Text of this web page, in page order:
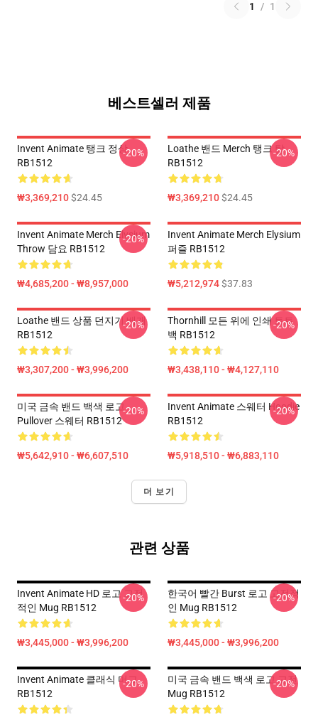
1 / 1
베스트셀러 제품
Invent Animate 탱크 정상
RB1512
₩3,369,210$24.45
-20%
Loathe 밴드 Merch 탱크 탑
RB1512
₩3,369,210$24.45
-20%
Invent Animate Merch Elysium
Throw 담요 RB1512
₩4,685,200 - ₩8,957,000
-20%
Invent Animate Merch Elysium
퍼즐 RB1512
₩5,212,974$37.83
Loathe 밴드 상품 던지기 베개
RB1512
₩3,307,200 - ₩3,996,200
-20%
Thornhill 모든 위에 인쇄 토트
백 RB1512
₩3,438,110 - ₩4,127,110
-20%
미국 금속 밴드 백색 로고
Pullover 스웨터 RB1512
₩5,642,910 - ₩6,607,510
-20%
Invent Animate 스웨터 Hoodie
RB1512
₩5,918,510 - ₩6,883,110
-20%
더 보기
관련 상품
Invent Animate HD 로고 고전
적인 Mug RB1512
₩3,445,000 - ₩3,996,200
-20%
한국어 빨간 Burst 로고 고전적
인 Mug RB1512
₩3,445,000 - ₩3,996,200
-20%
Invent Animate 클래식 머그
RB1512
-20%
미국 금속 밴드 백색 로고 고전
Mug RB1512
-20%